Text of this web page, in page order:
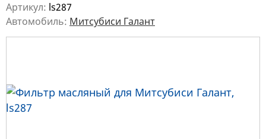
Артикул: ls287
Автомобиль: Митсубиси Галант